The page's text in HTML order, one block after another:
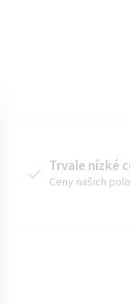
Trvale nízké
Ceny našich